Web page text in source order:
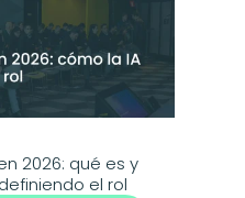
2026: qué es y
el rol